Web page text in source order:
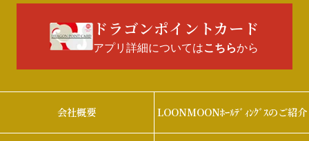
ドラゴンポイントカード
アプリ詳細についてはこちらから
会社概要 LOONMOONﾎｰﾙﾃﾞｨﾝｸﾞｽのご紹介